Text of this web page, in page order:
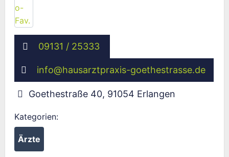
09131 / 25333
info@hausarztpraxis-goethestrasse.de
Goethestraße 40, 91054 Erlangen
Kategorien:
Ärzte